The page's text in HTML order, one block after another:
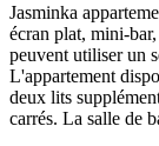
Jasminka
écran plat, mini-
peuvent utiliser un
L'appartement
deux lits
carrés. La salle de